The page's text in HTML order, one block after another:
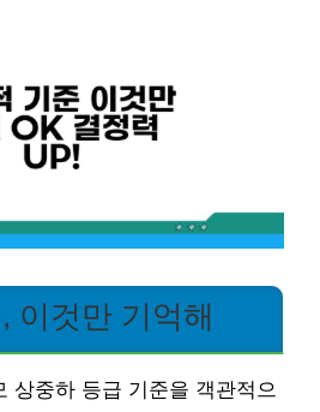
이것만 기억해
상중하 등급 기준을 객관적으